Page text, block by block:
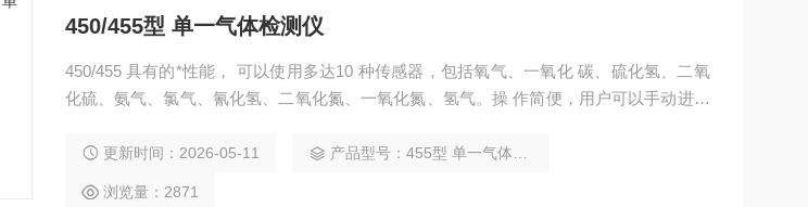
450/455型 单一气体检测仪
450/455 具有的*性能， 可以使用多达10 种传感器，包括氧气、一氧化 碳、硫化氢、二氧
化硫、氨气、氯气、氰化氢、二氧化氮、一氧化氮、氢气。操 作简便，用户可以手动进行
池和传感器也可以很容易进行更换。
更新时间：2026-05-11 产品型号：455型 单一气体检测仪
浏览量：2871